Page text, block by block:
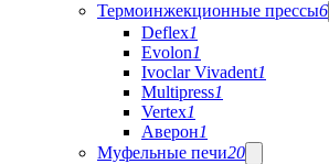
Термоинжекционные прессы6
Deflex1
Evolon1
Ivoclar Vivadent1
Multipress1
Vertex1
Аверон1
Муфельные печи20